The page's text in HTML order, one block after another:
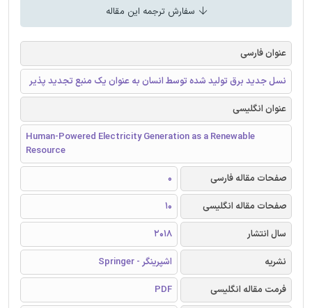
سفارش ترجمه این مقاله
عنوان فارسی
نسل جدید برق تولید شده توسط انسان به عنوان یک منبع تجدید پذیر
عنوان انگلیسی
Human-Powered Electricity Generation as a Renewable
Resource
صفحات مقاله فارسی
0
صفحات مقاله انگلیسی
10
سال انتشار
2018
نشریه
اشپرینگر - Springer
فرمت مقاله انگلیسی
PDF